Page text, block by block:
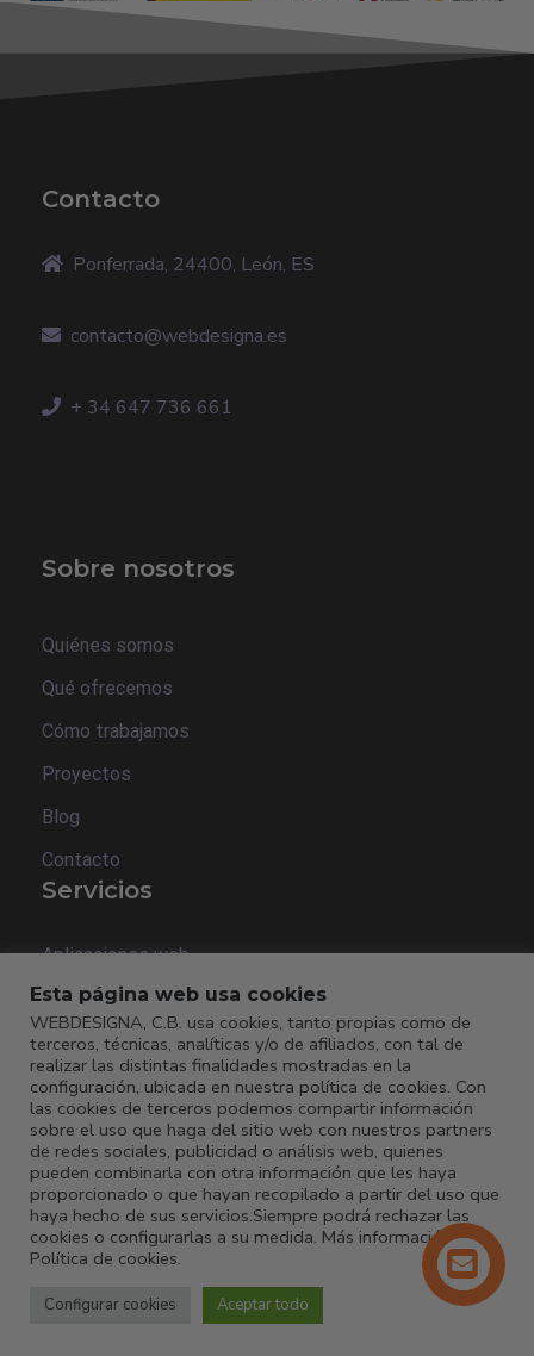
Contacto
Ponferrada, 24400, León, ES
contacto@webdesigna.es
+ 34 647 736 661
Sobre nosotros
Quiénes somos
Qué ofrecemos
Cómo trabajamos
Proyectos
Blog
Contacto
Servicios
Aplicaciones web
Aplicaciones móviles
Páginas web
Tiendas Online
Software de gestión CRM / ERP
Redes sociales / Protección de datos
Legal
Política de privacidad
Esta página web usa cookies
WEBDESIGNA, C.B. usa cookies, tanto propias como de
terceros, técnicas, analíticas y/o de afiliados, con tal de
realizar las distintas finalidades mostradas en la
configuración, ubicada en nuestra política de cookies. Con
las cookies de terceros podemos compartir información
sobre el uso que haga del sitio web con nuestros partners
de redes sociales, publicidad o análisis web, quienes
pueden combinarla con otra información que les haya
proporcionado o que hayan recopilado a partir del uso que
haya hecho de sus servicios.Siempre podrá rechazar las
cookies o configurarlas a su medida. Más información:
Política de cookies.
Configurar cookies Aceptar todo